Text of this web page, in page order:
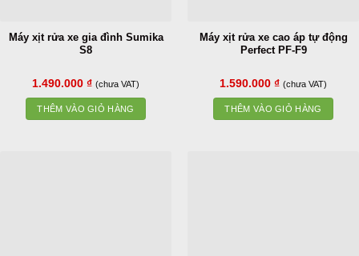
Máy xịt rửa xe gia đình Sumika
S8
1.490.000 ₫ (chưa VAT)
THÊM VÀO GIỎ HÀNG
Máy xịt rửa xe cao áp tự động
Perfect PF-F9
1.590.000 ₫ (chưa VAT)
THÊM VÀO GIỎ HÀNG